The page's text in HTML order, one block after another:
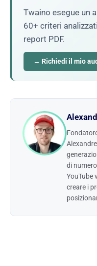
Twaino esegue un
60+ criteri
report PDF.
→ Richiedi il mio
di
YouTube
creare i